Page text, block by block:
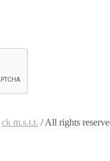
ck m.s.t.t. / All rights